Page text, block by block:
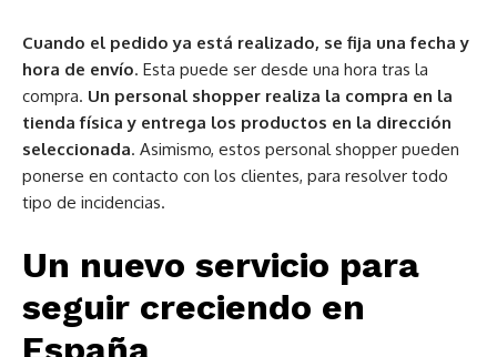
Cuando el pedido ya está realizado, se fija una fecha y
hora de envío. Esta puede ser desde una hora tras la
compra. Un personal shopper realiza la compra en la
tienda física y entrega los productos en la dirección
seleccionada. Asimismo, estos personal shopper pueden
ponerse en contacto con los clientes, para resolver todo
tipo de incidencias.
Un nuevo servicio para
seguir creciendo en